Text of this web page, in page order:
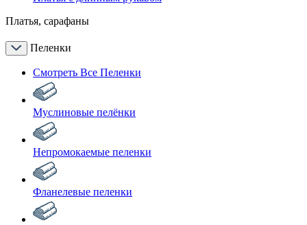
Платья, сарафаны
Пеленки
Смотреть Все Пеленки
Муслиновые пелёнки
Непромокаемые пеленки
Фланелевые пеленки